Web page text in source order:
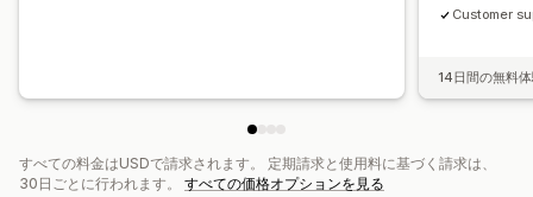
Customer
14日間の無料
すべての料金はUSDで請求されます。 定期請求と使用料に基づく請求は、
30日ごとに行われます。 すべての価格オプションを見る